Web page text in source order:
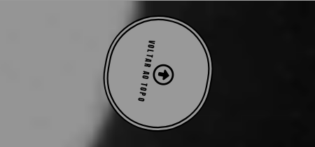
VOLTAR AO TOPO